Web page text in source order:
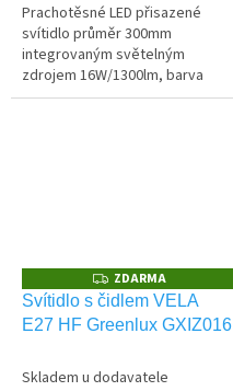
Prachotěsné LED přisazené
svítidlo průměr 300mm
integrovaným světelným
zdrojem 16W/1300lm, barva
světla NW-neutrální bílá s HF
Z
D
A
R
ZDARMA
Svítidlo s čidlem VELA
E27 HF Greenlux GXIZ016
Skladem u dodavatele